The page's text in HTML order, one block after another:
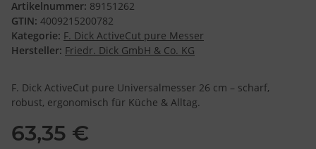
Artikelnummer: 89151262
GTIN: 4009215200782
Kategorie: F. Dick ActiveCut pure Messer
Hersteller: Friedr. Dick GmbH & Co. KG
F. Dick ActiveCut pure Universalmesser 26 cm – scharf,
robust, ergonomisch für Küche & Alltag.
63,35 €